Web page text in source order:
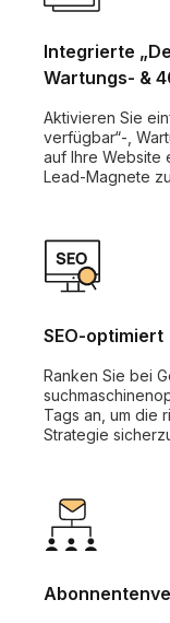
Integrierte
Wartungs- &
Aktivieren Sie
verfügbar“-,
auf Ihre Website
Lead-Magnete
SEO-optimiert
Ranken Sie bei
Tags an, um die
Strategie